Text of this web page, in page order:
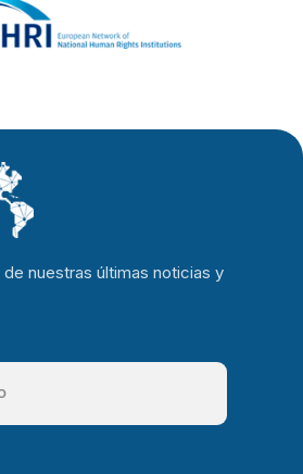
nuestras últimas noticias y